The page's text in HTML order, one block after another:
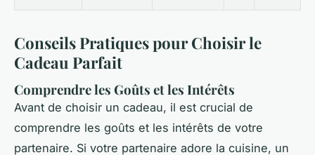
Conseils Pratiques pour Choisir le
Cadeau Parfait
Comprendre les Goûts et les Intérêts
Avant de choisir un cadeau, il est crucial de
comprendre les goûts et les intérêts de votre
partenaire. Si votre partenaire adore la cuisine, un